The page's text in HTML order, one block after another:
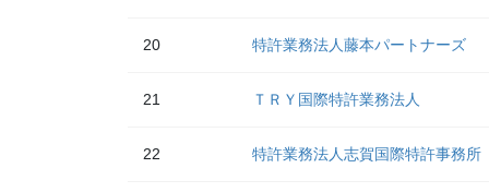
20 特許業務法人藤本パートナーズ
21 ＴＲＹ国際特許業務法人
22 特許業務法人志賀国際特許事務所